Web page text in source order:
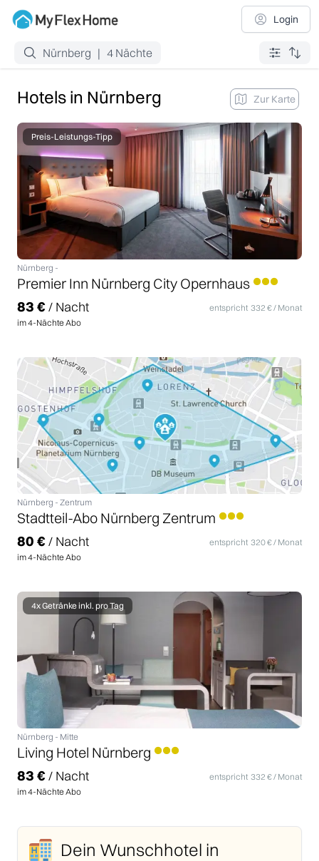
Login
Nürnberg | 4 Nächte
Hotels in Nürnberg Zur Karte
Preis-Leistungs-Tipp
Nürnberg -
Premier Inn Nürnberg City Opernhaus
83 €/ Nacht
im4-Nächte Abo
entspricht 332 € / Monat
Nürnberg - Zentrum
Stadtteil-Abo Nürnberg Zentrum
80 €/ Nacht
im4-Nächte Abo
entspricht 320€ / Monat
4x Getränke inkl. pro Tag
Nürnberg - Mitte
Living Hotel Nürnberg
83 €/ Nacht
im4-Nächte Abo
entspricht 332 € / Monat
Dein Wunschhotel in